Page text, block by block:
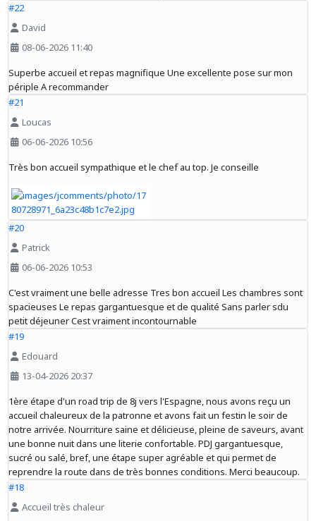
#22
David
08-06-2026 11:40
Superbe accueil et repas magnifique Une excellente pose sur mon
périple A recommander
#21
Loucas
06-06-2026 10:56
Très bon accueil sympathique et le chef au top. Je conseille
#20
Patrick
06-06-2026 10:53
C'est vraiment une belle adresse Tres bon accueil Les chambres sont
spacieuses Le repas gargantuesque et de qualité Sans parler sdu
petit déjeuner Cest vraiment incontournable
#19
Edouard
13-04-2026 20:37
1ère étape d'un road trip de 8j vers l'Espagne, nous avons reçu un
accueil chaleureux de la patronne et avons fait un festin le soir de
notre arrivée. Nourriture saine et délicieuse, pleine de saveurs, avant
une bonne nuit dans une literie confortable. PDJ gargantuesque,
sucré ou salé, bref, une étape super agréable et qui permet de
reprendre la route dans de très bonnes conditions. Merci beaucoup.
#18
Accueil très chaleur